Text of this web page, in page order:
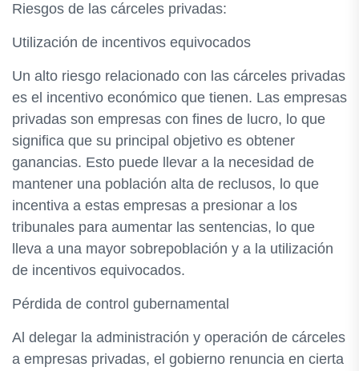
Riesgos de las cárceles privadas:
Utilización de incentivos equivocados
Un alto riesgo relacionado con las cárceles privadas
es el incentivo económico que tienen. Las empresas
privadas son empresas con fines de lucro, lo que
significa que su principal objetivo es obtener
ganancias. Esto puede llevar a la necesidad de
mantener una población alta de reclusos, lo que
incentiva a estas empresas a presionar a los
tribunales para aumentar las sentencias, lo que
lleva a una mayor sobrepoblación y a la utilización
de incentivos equivocados.
Pérdida de control gubernamental
Al delegar la administración y operación de cárceles
a empresas privadas, el gobierno renuncia en cierta